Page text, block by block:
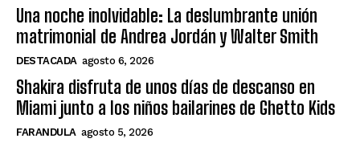
Una noche inolvidable: La deslumbrante unión
matrimonial de Andrea Jordán y Walter Smith
DESTACADA agosto 6, 2026
Shakira disfruta de unos días de descanso en
Miami junto a los niños bailarines de Ghetto Kids
FARANDULA agosto 5, 2026